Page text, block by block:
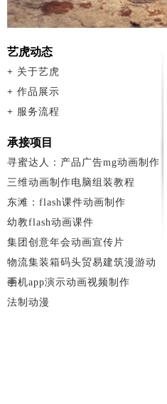
艺虎动态
+ 关于艺虎
+ 作品展示
+ 服务流程
承接项目
寻蜜达人：产品广告mg动画制作
三维动画制作电脑组装教程
东滩：flash课件动画制作
幼教flash动画课件
集团创意年会动画宣传片
物流集装箱码头贸易建筑漫游动
画
手机app演示动画视频制作
法制动漫